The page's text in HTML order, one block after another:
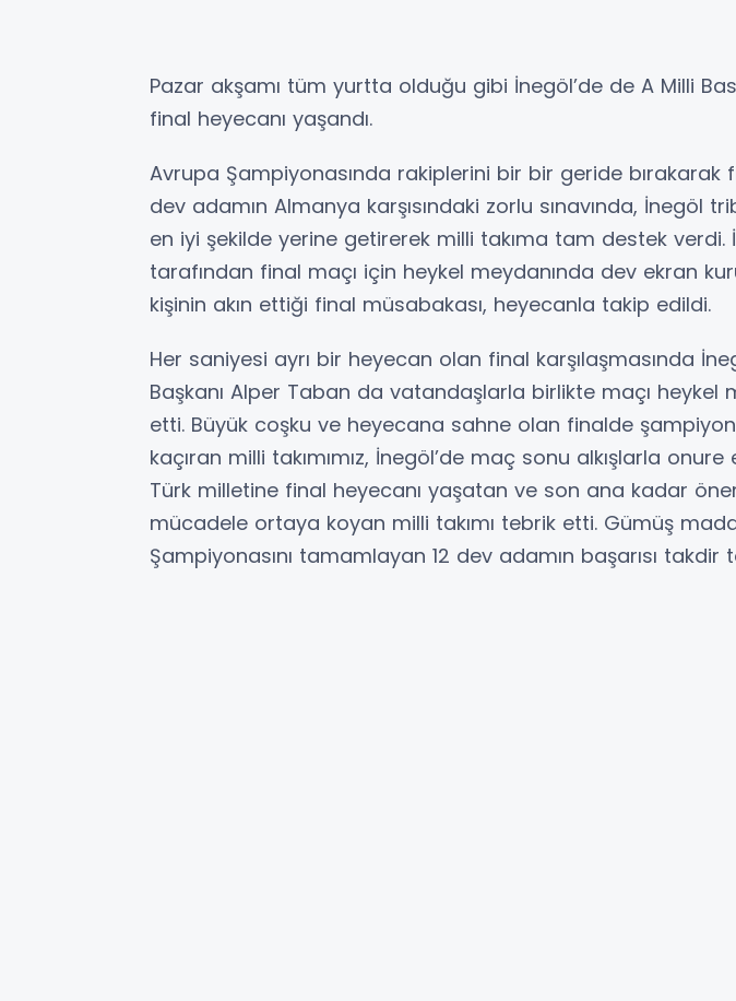
Pazar akşamı tüm yurtta olduğu gibi İnegöl’de de A Milli
final heyecanı yaşandı.
Avrupa Şampiyonasında rakiplerini bir bir geride bırakarak
dev adamın Almanya karşısındaki zorlu sınavında, İnegöl
en iyi şekilde yerine getirerek milli takıma tam destek verdi.
tarafından final maçı için heykel meydanında dev ekran
kişinin akın ettiği final müsabakası, heyecanla takip edildi.
Her saniyesi ayrı bir heyecan olan final karşılaşmasında
Başkanı Alper Taban da vatandaşlarla birlikte maçı heykel
etti. Büyük coşku ve heyecana sahne olan finalde
kaçıran milli takımımız, İnegöl’de maç sonu alkışlarla
Türk milletine final heyecanı yaşatan ve son ana kadar
mücadele ortaya koyan milli takımı tebrik etti. Gümüş
Şampiyonasını tamamlayan 12 dev adamın başarısı takdir